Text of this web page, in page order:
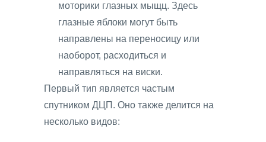
моторики глазных мыщц. Здесь
глазные яблоки могут быть
направлены на переносицу или
наоборот, расходиться и
направляться на виски.
Первый тип является частым
спутником ДЦП. Оно также делится на
несколько видов: